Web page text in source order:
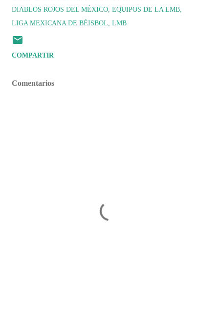
DIABLOS ROJOS DEL MÉXICO EQUIPOS DE LA LMB
LIGA MEXICANA DE BÉISBOL LMB
COMPARTIR
Comentarios